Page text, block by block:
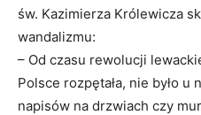
św. Kazimierza Królewicza
wandalizmu:
– Od czasu rewolucji
Polsce rozpętała, nie było u
napisów na drzwiach czy